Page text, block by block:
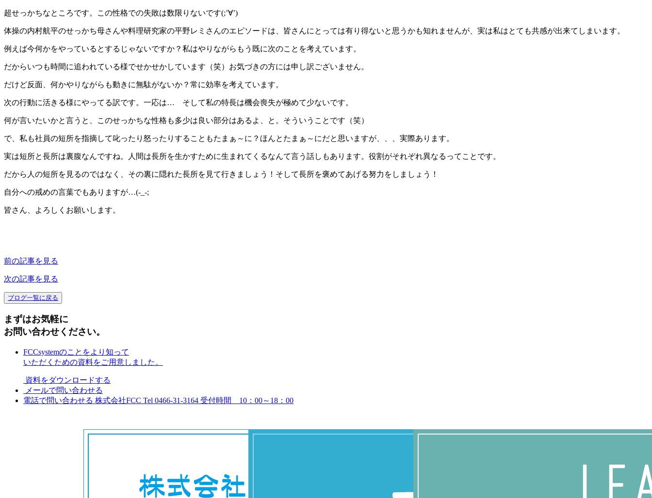
超せっかちなところです。この性格での失敗は数限りないです(;’∀’)
体操の内村航平のせっかち母さんや料理研究家の平野レミさんのエピソードは、皆さんにとっては有り得ないと思うかも知れませんが、実は私はとても共感が出来てしまいます。
例えば今何かをやっているとするじゃないですか？私はやりながらもう既に次のことを考えています。
だからいつも時間に追われている様でせかせかしています（笑）お気づきの方には申し訳ございません。
だけど反面、何かやりながらも動きに無駄がないか？常に効率を考えています。
次の行動に活きる様にやってる訳です。一応は… そして私の特長は機会喪失が極めて少ないです。
何が言いたいかと言うと、このせっかちな性格も多少は良い部分はあるよ、と。そういうことです（笑）
で、私も社員の短所を指摘して叱ったり怒ったりすることもたまぁ～に？ほんとたまぁ～にだと思いますが、、、実際あります。
実は短所と長所は裏腹なんですね。人間は長所を生かすために生まれてくるなんて言う話しもあります。役割がそれぞれ異なるってことです。
だから人の短所を見るのではなく、その裏に隠れた長所を見て行きましょう！そして長所を褒めてあげる努力をしましょう！
自分への戒めの言葉でもありますが…(-_-;
皆さん、よろしくお願いします。
前の記事を見る
次の記事を見る
ブログ一覧に戻る
まずはお気軽に
お問い合わせください。
FCCsystemのことをより知って
いただくための資料をご用意しました。
資料をダウンロードする
メールで問い合わせる
電話で問い合わせる 株式会社FCC Tel 0466-31-3164 受付時間 10：00～18：00